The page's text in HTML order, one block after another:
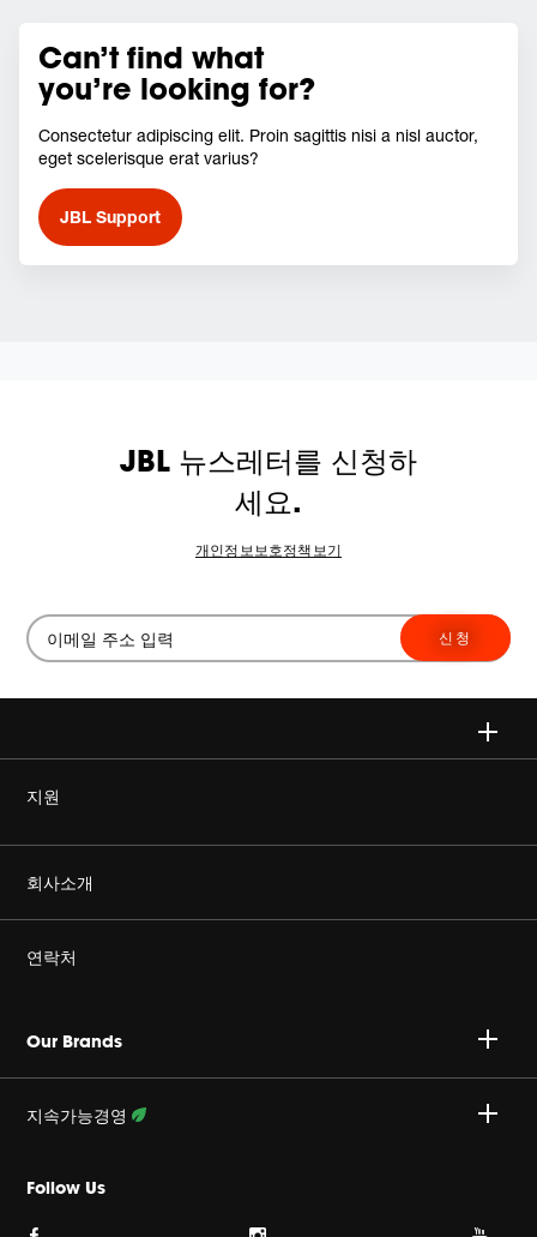
Can’t find what
you’re looking for?
Consectetur adipiscing elit. Proin sagittis nisi a nisl auctor,
eget scelerisque erat varius?
JBL Support
JBL 뉴스레터를 신청하
세요.
개인정보보호정책보기
신청
지원
정품을 구매하세요
회사소개
Harman Corporate
쿠키 정책
이용약관
연락처
A/S 문의 : 02-553-3494
업무시간
월~금, 오전 9시 ~ 오후 6시
Our Brands
지속가능경영
활동 상세보기
Follow Us